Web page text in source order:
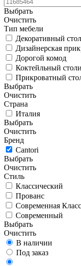
Выбрать
Очистить
Тип мебели
Декоративный
Дизайнерская
Дорогой комод
Коктейльный
Прикроватный
Выбрать
Очистить
Страна
Италия
Выбрать
Очистить
Бренд
Cantori
Выбрать
Очистить
Стиль
Классический
Прованс
Современная
Современный
Выбрать
Очистить
В наличии
Под заказ